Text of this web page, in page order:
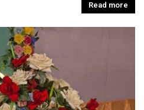
Read more